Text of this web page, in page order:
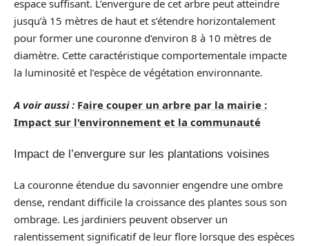
espace suffisant. L’envergure de cet arbre peut atteindre
jusqu’à 15 mètres de haut et s’étendre horizontalement
pour former une couronne d’environ 8 à 10 mètres de
diamètre. Cette caractéristique comportementale impacte
la luminosité et l’espèce de végétation environnante.
A voir aussi : Faire couper un arbre par la mairie :
Impact sur l'environnement et la communauté
Impact de l’envergure sur les plantations voisines
La couronne étendue du savonnier engendre une ombre
dense, rendant difficile la croissance des plantes sous son
ombrage. Les jardiniers peuvent observer un
ralentissement significatif de leur flore lorsque des espèces